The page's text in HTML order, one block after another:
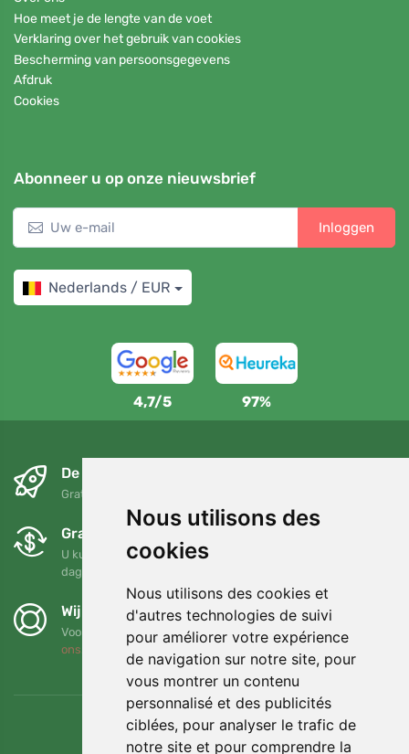
Nous utilisons des
cookies
Nous utilisons des cookies et
d'autres technologies de suivi
pour améliorer votre expérience
de navigation sur notre site, pour
vous montrer un contenu
personnalisé et des publicités
ciblées, pour analyser le trafic de
notre site et pour comprendre la
Hoe meet je de lengte van de voet
Verklaring over het gebruik van cookies
Bescherming van persoonsgegevens
Afdruk
Cookies
Abonneer u op onze nieuwsbrief
Inloggen
Nederlands / EUR
4,7/5 97%
De volgende dag en gratis
Gratis verzending voor bestellingen boven 95 EUR
Gratis ruilen en retourneren
U kunt uw bestelling op elk gewenst moment binnen 90
dagen retourneren of ruilen
Wij steunen Trees.org
Voor elke bestelling planten we een boom! Lees meer
ons